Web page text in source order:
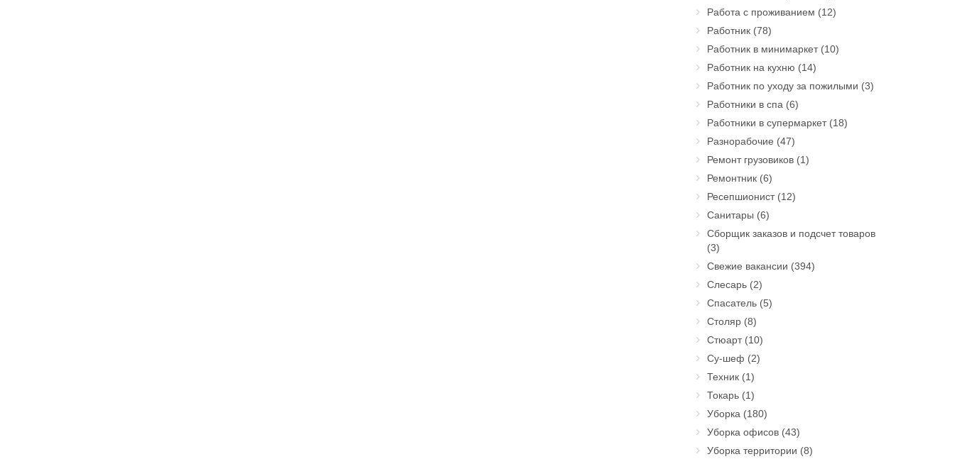
Работа с проживанием (12)
Работник(78)
Работник в минимаркет(10)
Работник на кухню (14)
Работник по уходу за пожилыми (3)
Работники в спа (6)
Работники в супермаркет(18)
Разнорабочие (47)
Ремонт грузовиков(1)
Ремонтник(6)
Ресепшионист(12)
Санитары (6)
Сборщик заказов и подсчет товаров
(3)
Свежие вакансии (394)
Слесарь(2)
Спасатель(5)
Столяр(8)
Стюарт(10)
Су-шеф (2)
Техник(1)
Токарь(1)
Уборка (180)
Уборка офисов(43)
Уборка территории (8)